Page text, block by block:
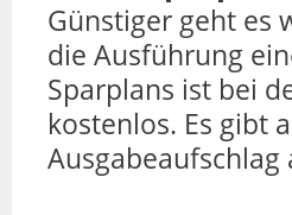
Günstiger geht es
die Ausführung
Sparplans ist bei
kostenlos. Es gibt
Ausgabeaufschlag